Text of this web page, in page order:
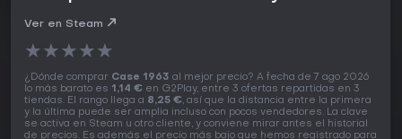
Ver en Steam
★★★★★
¿Dónde comprar Case 1963 al mejor precio? A fecha de 7 ago 2026
lo más barato es 1,14 € en G2Play, entre 3 ofertas repartidas en 3
tiendas. El rango llega a 8,25 €, así que la distancia entre la primera
y la última puede ser amplia incluso con pocos vendedores. La clave
se activa en Steam u otro cliente, y conviene mirar antes el historial
de precios. Es además el precio más bajo que hemos registrado para